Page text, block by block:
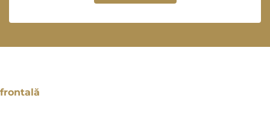
frontală